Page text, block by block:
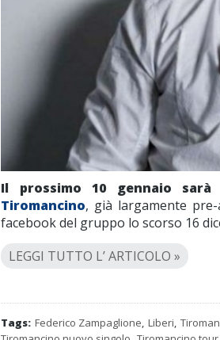
Il prossimo 10 gennaio
Tiromancino, già largamente
facebook del gruppo lo scorso 16
LEGGI TUTTO L’ ARTICOLO »
Tags: Federico Zampaglione Liberi